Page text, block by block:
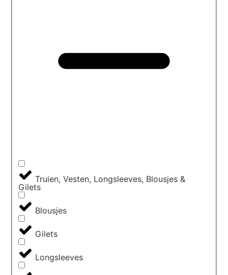
Truien, Vesten, Longsleeves, Blousjes &
Gilets
Blousjes
Gilets
Longsleeves